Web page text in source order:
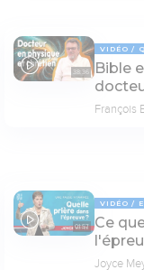
38:36
VIDÉO
Bible
François
01:57
VIDÉO
Ce
Joyce